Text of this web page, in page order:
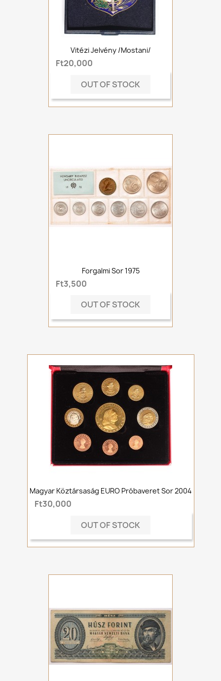
Vitézi Jelvény /mostani/
Ft20,000
OUT OF STOCK
Forgalmi Sor 1975
Ft3,500
OUT OF STOCK
Magyar Köztársaság EURO Próbaveret Sor 2004
Ft30,000
OUT OF STOCK